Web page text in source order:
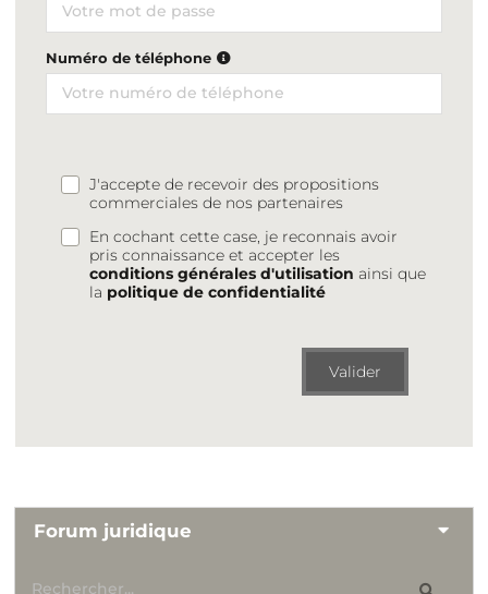
Numéro de téléphone
J'accepte de recevoir des propositions
commerciales de nos partenaires
En cochant cette case, je reconnais avoir
pris connaissance et accepter les
conditions générales d'utilisation ainsi que
la politique de confidentialité
Valider
Forum juridique